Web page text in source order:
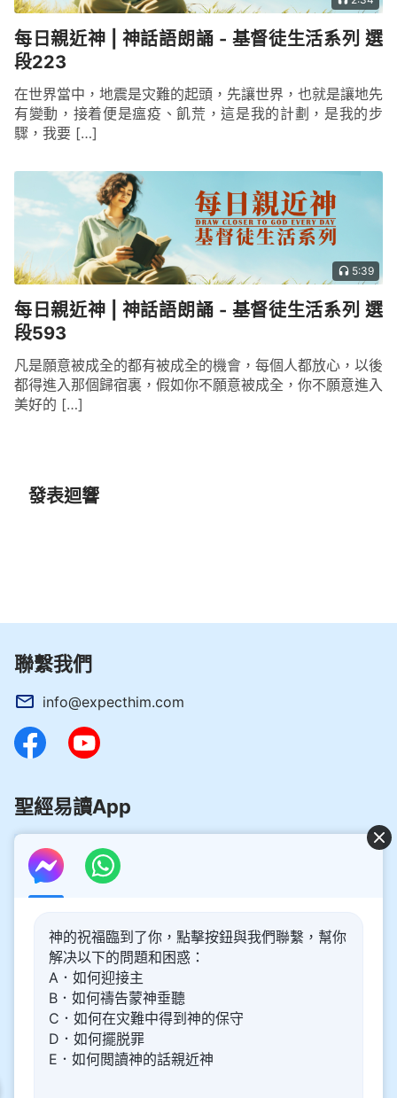
每日親近神 | 神話語朗誦 - 基督徒生活系列 選
段223
在世界當中，地震是灾難的起頭，先讓世界，也就是讓地先
有變動，接着便是瘟疫、飢荒，這是我的計劃，是我的步
驟，我要 […]
5:39
每日親近神 | 神話語朗誦 - 基督徒生活系列 選
段593
凡是願意被成全的都有被成全的機會，每個人都放心，以後
都得進入那個歸宿裏，假如你不願意被成全，你不願意進入
美好的 […]
發表迴響
聯繫我們
info@expecthim.com
聖經易讀App
你想了解主再來的奥秘，喜迎主重歸嗎？以下内容將為你帶
來幫助。請點擊進入閲讀、觀看！
通過Messenger與我們聯繫
神的祝福臨到了你，點擊按鈕與我們聯繫，幫你
解决以下的問題和困惑：
A．如何迎接主
B．如何禱告蒙神垂聽
C．如何在灾難中得到神的保守
D．如何擺脱罪
E．如何閲讀神的話親近神